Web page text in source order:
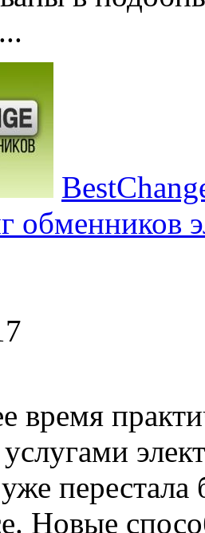
обменников
время
услугами
Новые